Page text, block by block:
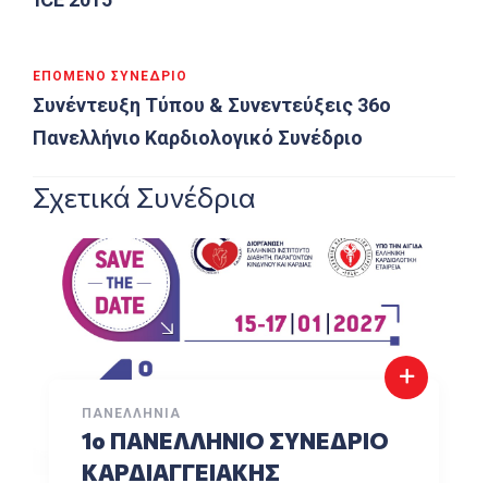
ΕΠΌΜΕΝΟ ΣΥΝΈΔΡΙΟ
Συνέντευξη Τύπου & Συνεντεύξεις 36ο
Πανελλήνιο Καρδιολογικό Συνέδριο
Σχετικά Συνέδρια
ΠΑΝΕΛΛΉΝΙΑ
1o ΠΑΝΕΛΛΗΝΙΟ ΣΥΝΕΔΡΙΟ
ΚΑΡΔΙΑΓΓΕΙΑΚΗΣ